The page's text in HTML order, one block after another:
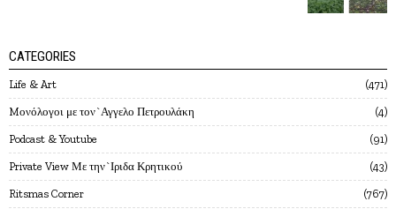
CATEGORIES
Life & Art 471
Mονόλογοι με τον`Αγγελο Πετρουλάκη 4
Podcast & Youtube 91
Private View Με την`Ιριδα Κρητικού 43
Ritsmas Corner 767